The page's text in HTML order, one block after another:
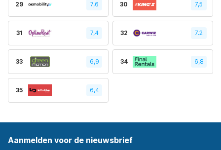
29 7,6 30 7,5
31 7,4 32 7.2
33 6,9 34 6,8
35 6,4
Aanmelden voor de nieuwsbrief